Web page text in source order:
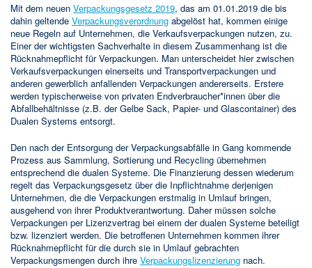
Mit dem neuen Verpackungsgesetz 2019, das am 01.01.2019 die bis
dahin geltende Verpackungsverordnung abgelöst hat, kommen einige
neue Regeln auf Unternehmen, die Verkaufsverpackungen nutzen, zu.
Einer der wichtigsten Sachverhalte in diesem Zusammenhang ist die
Rücknahmepflicht für Verpackungen. Man unterscheidet hier zwischen
Verkaufsverpackungen einerseits und Transportverpackungen und
anderen gewerblich anfallenden Verpackungen andererseits. Erstere
werden typischerweise von privaten Endverbraucher*innen über die
Abfallbehältnisse (z.B. der Gelbe Sack, Papier- und Glascontainer) des
Dualen Systems entsorgt.
Den nach der Entsorgung der Verpackungsabfälle in Gang kommende
Prozess aus Sammlung, Sortierung und Recycling übernehmen
entsprechend die dualen Systeme. Die Finanzierung dessen wiederum
regelt das Verpackungsgesetz über die Inpflichtnahme derjenigen
Unternehmen, die die Verpackungen erstmalig in Umlauf bringen,
ausgehend von ihrer Produktverantwortung. Daher müssen solche
Verpackungen per Lizenzvertrag bei einem der dualen Systeme beteiligt
bzw. lizenziert werden. Die betroffenen Unternehmen kommen ihrer
Rücknahmepflicht für die durch sie in Umlauf gebrachten
Verpackungsmengen durch ihre Verpackungslizenzierung nach.